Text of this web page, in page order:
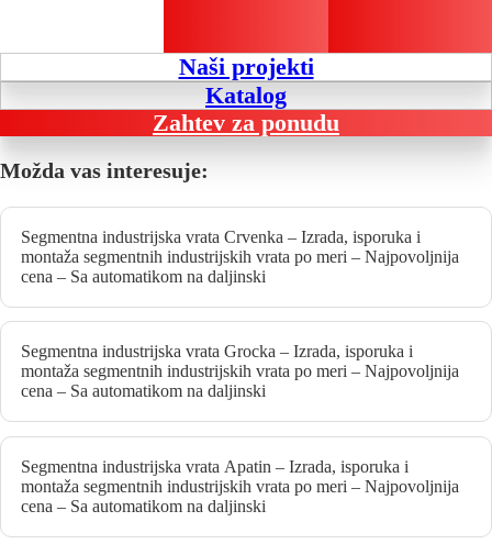
Naši projekti
Katalog
Zahtev za ponudu
Možda vas interesuje:
Segmentna industrijska vrata Crvenka – Izrada, isporuka i
montaža segmentnih industrijskih vrata po meri – Najpovoljnija
cena – Sa automatikom na daljinski
Segmentna industrijska vrata Grocka – Izrada, isporuka i
montaža segmentnih industrijskih vrata po meri – Najpovoljnija
cena – Sa automatikom na daljinski
Segmentna industrijska vrata Apatin – Izrada, isporuka i
montaža segmentnih industrijskih vrata po meri – Najpovoljnija
cena – Sa automatikom na daljinski